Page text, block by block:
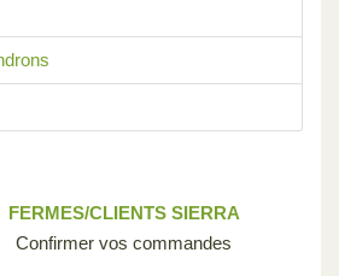
FERMES/CLIENTS SIERRA
Confirmer vos commandes